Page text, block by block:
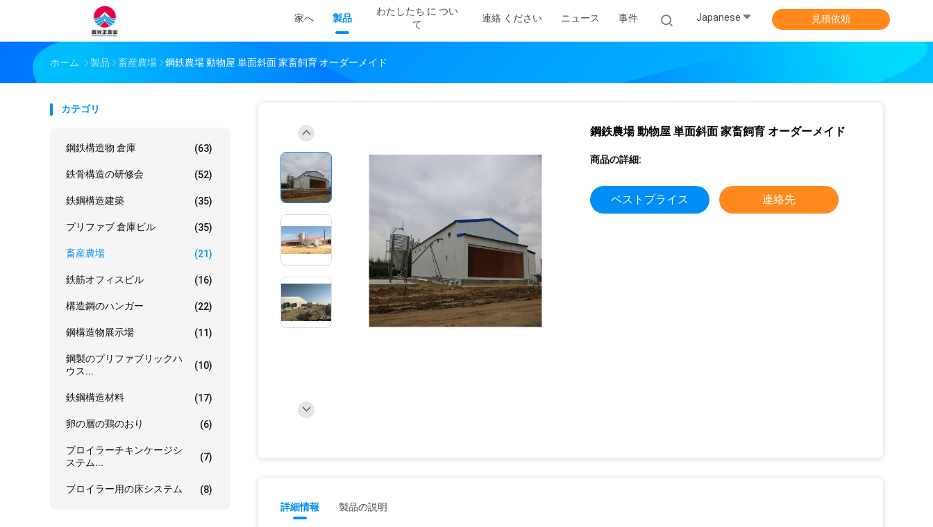
家へ 製品
わたしたち に つい
て
連絡 ください ニュース 事件 Japanese 見積依頼
ホーム 製品 畜産農場 鋼鉄農場 動物屋 単面斜面 家畜飼育 オーダーメイド
カテゴリ
鋼鉄構造物 倉庫 (63)
鉄骨構造の研修会 (52)
鉄鋼構造建築 (35)
プリファブ 倉庫ビル (35)
畜産農場 (21)
鉄筋オフィスビル (16)
構造鋼のハンガー (22)
鋼構造物展示場 (11)
鋼製のプリファブリックハ
ウス...
(10)
鉄鋼構造材料 (17)
卵の層の鶏のおり (6)
ブロイラーチキンケージシ
ステム...
(7)
ブロイラー用の床システム (8)
鋼鉄農場 動物屋 単面斜面 家畜飼育 オーダーメイド
商品の詳細:
ベストプライス 連絡先
詳細情報 製品の説明